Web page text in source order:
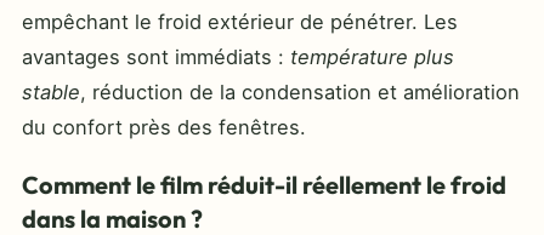
empêchant le froid extérieur de pénétrer. Les
avantages sont immédiats : température plus
stable, réduction de la condensation et amélioration
du confort près des fenêtres.
Comment le film réduit-il réellement le froid
dans la maison ?